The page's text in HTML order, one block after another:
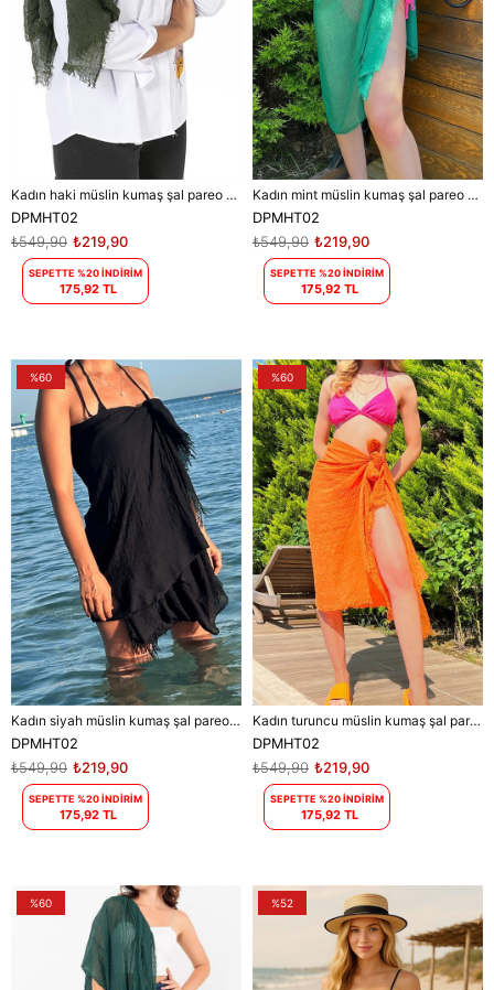
Kadın haki müslin kumaş şal pareo DPMHT02
DPMHT02
₺219,90
₺549,90
SEPETTE %20 İNDİRİM
175,92 TL
Kadın mint müslin kumaş şal pareo DPMHT02
DPMHT02
₺219,90
₺549,90
SEPETTE %20 İNDİRİM
175,92 TL
Kadın siyah müslin kumaş şal pareo DPMHT02
DPMHT02
₺219,90
₺549,90
SEPETTE %20 İNDİRİM
175,92 TL
%60
Kadın turuncu müslin kumaş şal pareo DPMHT02
DPMHT02
₺219,90
₺549,90
SEPETTE %20 İNDİRİM
175,92 TL
%60
%60 %52